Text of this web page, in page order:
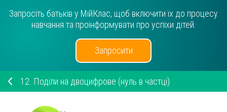
Запросіть батьків у МійКлас, щоб включити їх до процесу
навчання та проінформувати про успіхи дітей.
Запросити
12. Поділи на двоцифрове (нуль в частці)